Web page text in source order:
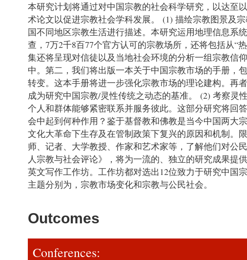
本研究计划将通过对中国宗教的社会科学研究，以达至
术论文以促进宗教社会学科发展。 (1) 描绘宗教图景及
国不同地区宗教生活进行描述。本研究运用地理信息系
查，7万2千8百77个官方认可的宗教场所，还将包括从“
集还将呈现对信徒以及当地社会环境的分析一组宗教信
中。第二，我们将出版一本关于中国宗教市场的手册，
转变。这本手册将进一步强化宗教市场的理论建构。再
成为研究中国宗教/灵性传统之动态的基准。 (2) 考察灵
个人和群体能够紧密联系并服务彼此。这部分研究将回
会中起到何种作用？鉴于基督教和佛教是当今中国两大
文化大革命下生存及在管制政策下复兴的原因和机制。
师、记者、大学教授、作家和艺术家等，了解他们对公
人宗教与社会评论》，将为一流的、独立的研究成果提
英文写作工作坊。工作坊都对选出12位致力于研究中国
主题分别为，宗教市场变化和宗教与公民社会。
Outcomes
Conferences: